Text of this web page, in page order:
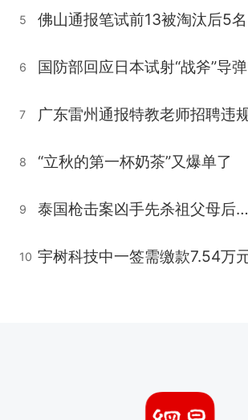
5
6 国防部回应日本试射“战斧”导弹
7
8 “立秋的第一杯奶茶”又爆单了
9 泰国枪击案凶手先杀祖父母后行凶
10 宇树科技中一签需缴款7.54万